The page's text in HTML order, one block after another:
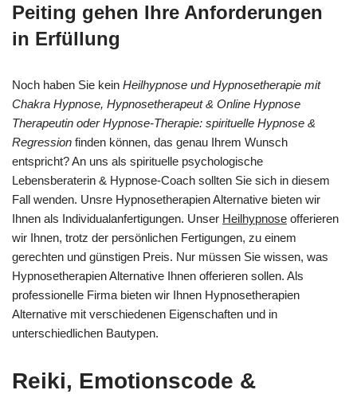
Peiting gehen Ihre Anforderungen
in Erfüllung
Noch haben Sie kein Heilhypnose und Hypnosetherapie mit
Chakra Hypnose, Hypnosetherapeut & Online Hypnose
Therapeutin oder Hypnose-Therapie: spirituelle Hypnose &
Regression finden können, das genau Ihrem Wunsch
entspricht? An uns als spirituelle psychologische
Lebensberaterin & Hypnose-Coach sollten Sie sich in diesem
Fall wenden. Unsre Hypnosetherapien Alternative bieten wir
Ihnen als Individualanfertigungen. Unser Heilhypnose offerieren
wir Ihnen, trotz der persönlichen Fertigungen, zu einem
gerechten und günstigen Preis. Nur müssen Sie wissen, was
Hypnosetherapien Alternative Ihnen offerieren sollen. Als
professionelle Firma bieten wir Ihnen Hypnosetherapien
Alternative mit verschiedenen Eigenschaften und in
unterschiedlichen Bautypen.
Reiki, Emotionscode &